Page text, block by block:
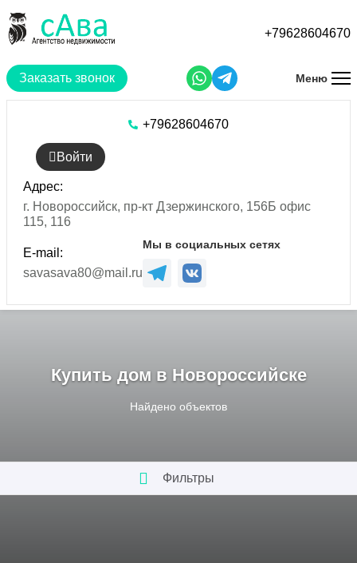
основному
Заказать звонок
+79628604670
Меню
+79628604670
Войти
Адрес:
г. Новороссийск, пр-кт Дзержинского, 156Б офис
115, 116
E-mail:
savasava80@mail.ru
Мы в социальных сетях
Фильтры
Купить дом в Новороссийске
Найдено объектов